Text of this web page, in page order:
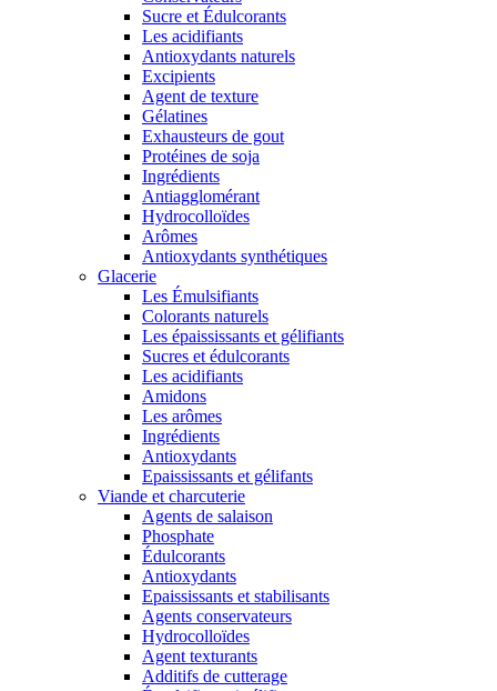
Sucre et Édulcorants
Les acidifiants
Antioxydants naturels
Excipients
Agent de texture
Gélatines
Exhausteurs de gout
Protéines de soja
Ingrédients
Antiagglomérant
Hydrocolloïdes
Arômes
Antioxydants synthétiques
Glacerie
Les Émulsifiants
Colorants naturels
Les épaississants et gélifiants
Sucres et édulcorants
Les acidifiants
Amidons
Les arômes
Ingrédients
Antioxydants
Epaississants et gélifants
Viande et charcuterie
Agents de salaison
Phosphate
Édulcorants
Antioxydants
Epaississants et stabilisants
Agents conservateurs
Hydrocolloïdes
Agent texturants
Additifs de cutterage